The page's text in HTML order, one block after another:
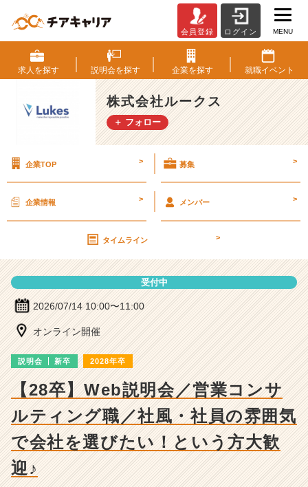
式
会
社
ル
ー
ク
明
細
|
ー・
企
業
か
ら
ス
カ
ウ
会員登録 ログイン MENU
求人を探す 説明会を探す 企業を探す 就職イベント
株式会社ルークス
＋ フォロー
企業TOP > 募集 >
企業情報 > メンバー >
タイムライン >
受付中
2026/07/14 10:00〜11:00
オンライン開催
説明会 新卒 2028年卒
【28卒】Web説明会／営業コンサ
ルティング職／社風・社員の雰囲気
で会社を選びたい！という方大歓
迎♪